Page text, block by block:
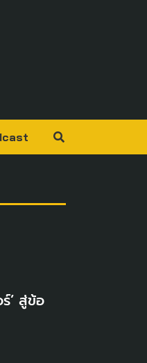
’ สู่ข้อ